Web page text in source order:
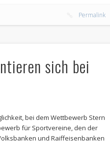
Permalink
sich bei
bei dem Wettbewerb Stern
für Sportvereine, den der
und Raiffeisenbanken